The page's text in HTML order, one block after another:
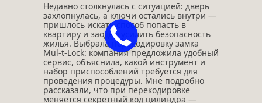
Недавно столкнулась с ситуацией: дверь
захлопнулась, а ключи остались внутри —
пришлось искать способ попасть в
квартиру и заодно усилить безопасность
жилья. Выбрала перекодировку замка
Mul‑t‑Lock: компания предложила удобный
сервис, объяснила, какой инструмент и
набор приспособлений требуется для
проведения процедуры. Мне подробно
рассказали, что при перекодировке
меняется секретный код цилиндра —